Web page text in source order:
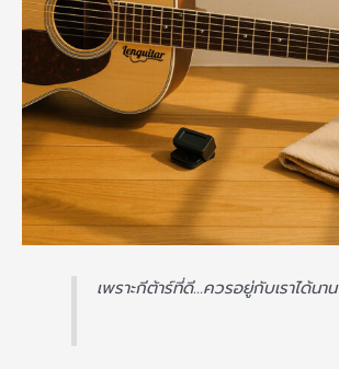
เพราะกีต้าร์ที่ดี…ควรอยู่กับเราได้นาน